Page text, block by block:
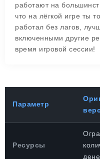
работают на
что на лёгкой игре ты
работал без лагов,
включенными другие
время игровой сессии!
Параметр
Ресурсы